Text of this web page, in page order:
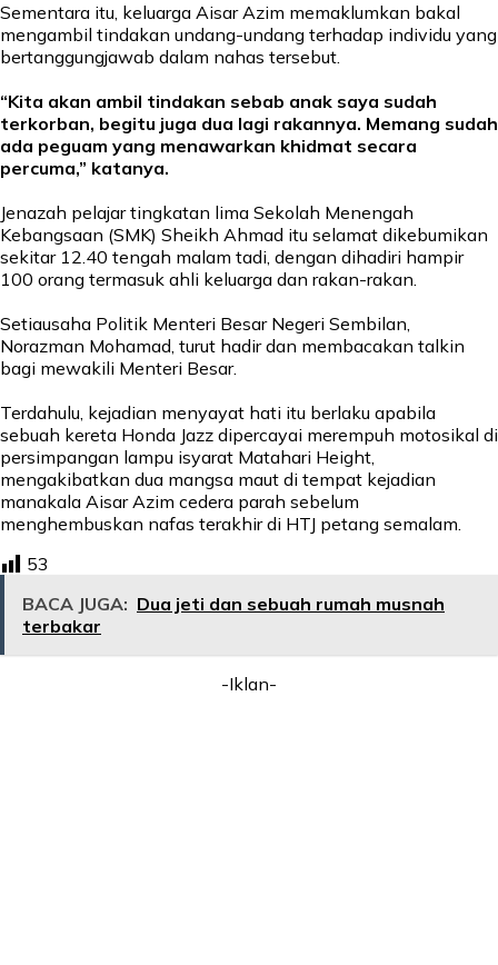
Sementara itu, keluarga Aisar Azim memaklumkan bakal
mengambil tindakan undang-undang terhadap individu yang
bertanggungjawab dalam nahas tersebut.
“Kita akan ambil tindakan sebab anak saya sudah
terkorban, begitu juga dua lagi rakannya. Memang sudah
ada peguam yang menawarkan khidmat secara
percuma,” katanya.
Jenazah pelajar tingkatan lima Sekolah Menengah
Kebangsaan (SMK) Sheikh Ahmad itu selamat dikebumikan
sekitar 12.40 tengah malam tadi, dengan dihadiri hampir
100 orang termasuk ahli keluarga dan rakan-rakan.
Setiausaha Politik Menteri Besar Negeri Sembilan,
Norazman Mohamad, turut hadir dan membacakan talkin
bagi mewakili Menteri Besar.
Terdahulu, kejadian menyayat hati itu berlaku apabila
sebuah kereta Honda Jazz dipercayai merempuh motosikal di
persimpangan lampu isyarat Matahari Height,
mengakibatkan dua mangsa maut di tempat kejadian
manakala Aisar Azim cedera parah sebelum
menghembuskan nafas terakhir di HTJ petang semalam.
53
BACA JUGA: Dua jeti dan sebuah rumah musnah
terbakar
-Iklan-